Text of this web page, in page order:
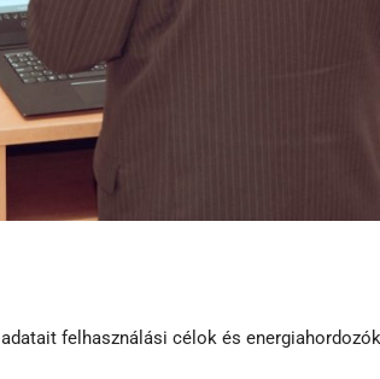
felhasználási célok és energiahordozók